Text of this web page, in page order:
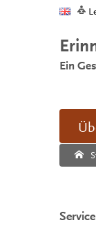
Ein
Suche:
Suche
Service